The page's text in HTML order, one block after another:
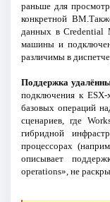
раньше для
конкретной
данных в Credential
машины и
различимы в
Поддержка
подключения к
базовых операций
сценариев, где
гибридной
процессорах
описывает
operations», не